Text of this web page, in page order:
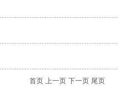
首页 上一页 下一页 尾页